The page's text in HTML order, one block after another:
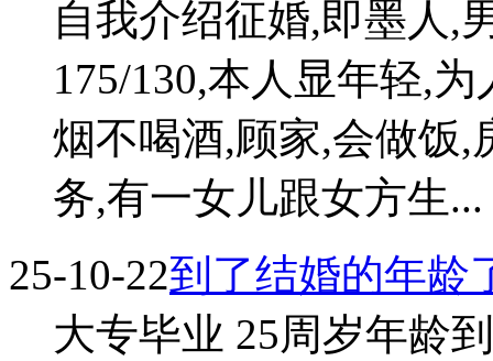
自我介绍征婚,即墨人,
175/130,本人显年轻,
烟不喝酒,顾家,会做饭,
务,有一女儿跟女方生...
25-10-22到了结婚的年龄
大专毕业 25周岁年龄